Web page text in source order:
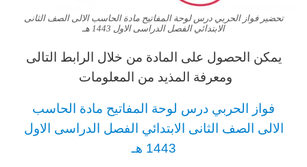
تحضير فواز الحربي درس لوحة المفاتيح مادة الحاسب الالى الصف الثانى
الابتدائي الفصل الدراسى الاول 1443 هـ
يمكن الحصول على المادة من خلال الرابط التالى
ومعرفة المذيد من المعلومات
فواز الحربي درس لوحة المفاتيح مادة الحاسب
الالى الصف الثانى الابتدائي الفصل الدراسى الاول
1443 هـ